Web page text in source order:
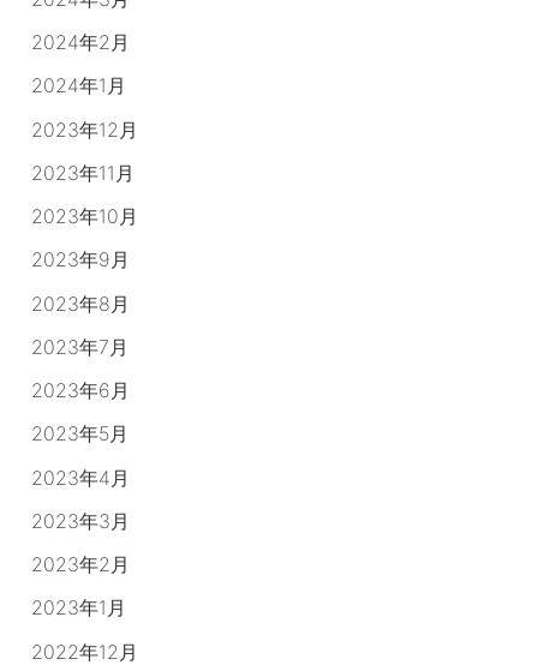
2024年2月
2024年1月
2023年12月
2023年11月
2023年10月
2023年9月
2023年8月
2023年7月
2023年6月
2023年5月
2023年4月
2023年3月
2023年2月
2023年1月
2022年12月